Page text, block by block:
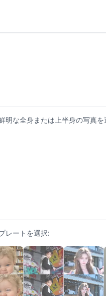
明な全身または上半身の写真
レートを選択: